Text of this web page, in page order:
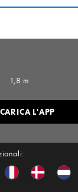
1,8 m
L'APP